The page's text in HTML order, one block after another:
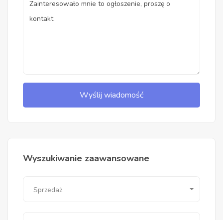
Wyślij wiadomość
Wyszukiwanie zaawansowane
Sprzedaż